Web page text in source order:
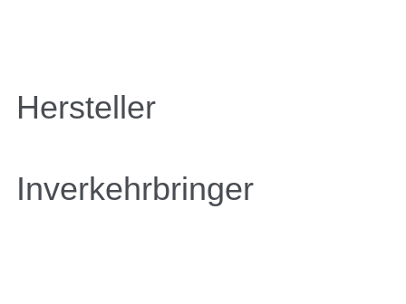
Hersteller
Inverkehrbringer